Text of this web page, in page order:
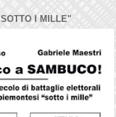
I MILLE"